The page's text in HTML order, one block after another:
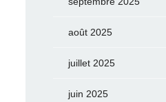
août 2025
juillet 2025
juin 2025